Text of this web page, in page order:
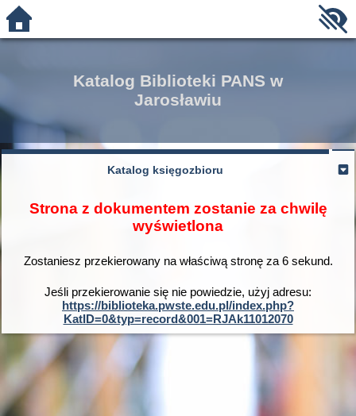
Katalog Biblioteki PANS w
Jarosławiu
Katalog księgozbioru
Strona z dokumentem zostanie za chwilę
wyświetlona
Zostaniesz przekierowany na właściwą stronę za 6sekund.
Jeśli przekierowanie się nie powiedzie, użyj adresu:
https://biblioteka.pwste.edu.pl/index.php?
KatID=0&typ=record&001=RJAk11012070